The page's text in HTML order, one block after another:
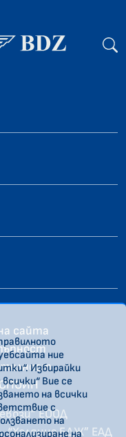
сайта
ЕООД
“Холдинг БДЖ” ЕАД
ние
Избирайки
Вие се
на всички
с
на
на